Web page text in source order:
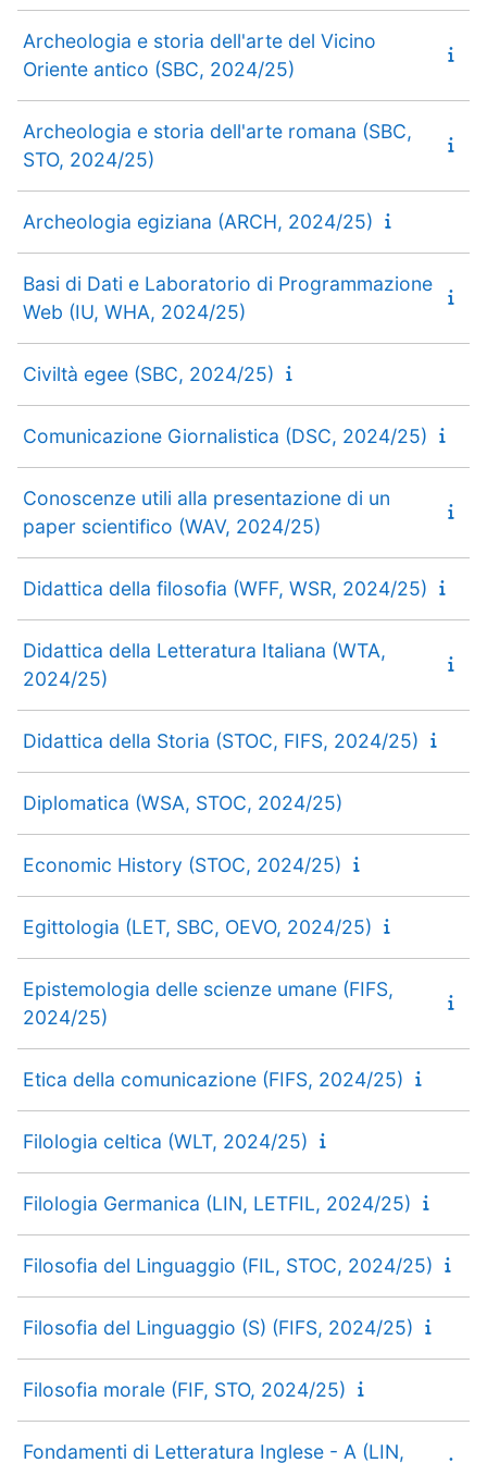
Archeologia e storia dell'arte del Vicino
Oriente antico (SBC, 2024/25)
Archeologia e storia dell'arte romana (SBC,
STO, 2024/25)
Archeologia egiziana (ARCH, 2024/25)
Basi di Dati e Laboratorio di Programmazione
Web (IU, WHA, 2024/25)
Civiltà egee (SBC, 2024/25)
Comunicazione Giornalistica (DSC, 2024/25)
Conoscenze utili alla presentazione di un
paper scientifico (WAV, 2024/25)
Didattica della filosofia (WFF, WSR, 2024/25)
Didattica della Letteratura Italiana (WTA,
2024/25)
Didattica della Storia (STOC, FIFS, 2024/25)
Diplomatica (WSA, STOC, 2024/25)
Economic History (STOC, 2024/25)
Egittologia (LET, SBC, OEVO, 2024/25)
Epistemologia delle scienze umane (FIFS,
2024/25)
Etica della comunicazione (FIFS, 2024/25)
Filologia celtica (WLT, 2024/25)
Filologia Germanica (LIN, LETFIL, 2024/25)
Filosofia del Linguaggio (FIL, STOC, 2024/25)
Filosofia del Linguaggio (S) (FIFS, 2024/25)
Filosofia morale (FIF, STO, 2024/25)
Fondamenti di Letteratura Inglese - A (LIN,